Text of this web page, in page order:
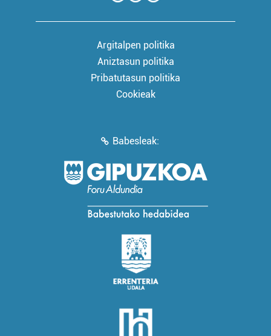
Argitalpen politika
Aniztasun politika
Pribatutasun politika
Cookieak
Babesleak: